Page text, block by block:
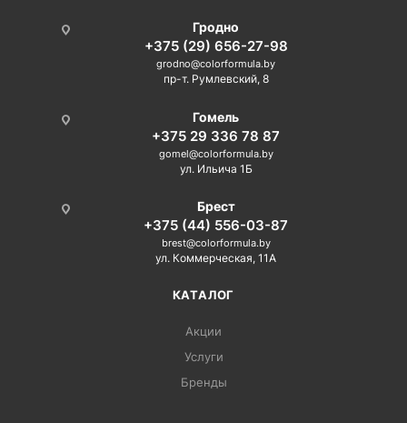
Гродно
+375 (29) 656-27-98
grodno@colorformula.by
пр-т. Румлевский, 8
Гомель
+375 29 336 78 87
gomel@colorformula.by
ул. Ильича 1Б
Брест
+375 (44) 556-03-87
brest@colorformula.by
ул. Коммерческая, 11А
КАТАЛОГ
Акции
Услуги
Бренды